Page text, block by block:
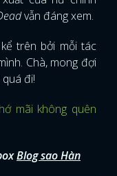
vẫn đáng xem.
trên bởi mỗi tác
Chà, mong đợi
quá đi!
mãi không quên
Blog sao Hàn